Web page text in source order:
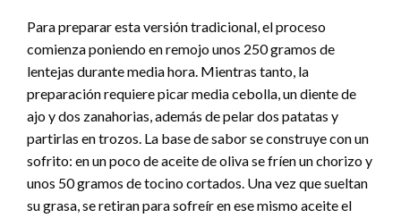
Para preparar esta versión tradicional, el proceso
comienza poniendo en remojo unos 250 gramos de
lentejas durante media hora. Mientras tanto, la
preparación requiere picar media cebolla, un diente de
ajo y dos zanahorias, además de pelar dos patatas y
partirlas en trozos. La base de sabor se construye con un
sofrito: en un poco de aceite de oliva se fríen un chorizo y
unos 50 gramos de tocino cortados. Una vez que sueltan
su grasa, se retiran para sofreír en ese mismo aceite el